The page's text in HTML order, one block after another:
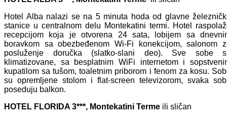
Hotel Alba nalazi se na 5 minuta hoda od glavne
stanice u centralnom delu Montekatini termi. Hotel
recepcijom koja je otvorena 24 sata, lobijem sa
boravkom sa obezbeđenom Wi-Fi konekcijom, salonom
posluženje doručka (slatko-slani deo). Sve sobe
klimatizovane, sa besplatnim WiFi internetom i
kupatilom sa tušom, toaletnim priborom i fenom za kosu.
su opremljene stolom i flat-screen televizorom, svaka
poseduju balkon.
HOTEL FLORIDA 3***, Montekatini Terme ili sličan